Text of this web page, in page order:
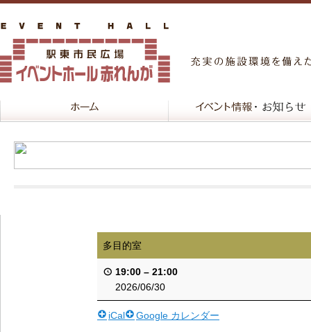
多目的室
19:00 – 21:00
2026/06/30
iCal Google カレンダー